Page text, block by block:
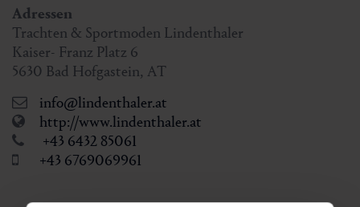
Adressen
Trachten & Sportmoden Lindenthaler
Kaiser- Franz Platz 6
5630 Bad Hofgastein, AT
info@lindenthaler.at
http://www.lindenthaler.at
+43 6432 85061
+43 6769069961